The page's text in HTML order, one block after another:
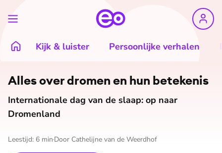
Kijk & luister Persoonlijke verhalen
Alles over dromen en hun betekenis
Internationale dag van de slaap: op naar
Dromenland
Leestijd: 6 min Door Cathelijne van de Weerdhof